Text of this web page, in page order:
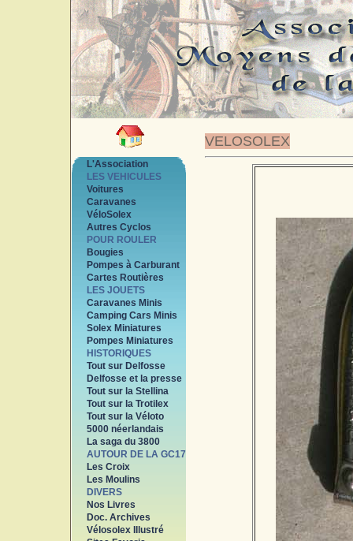
VELOSOLEX
L'Association
LES VEHICULES
Voitures
Caravanes
VéloSolex
Autres Cyclos
POUR ROULER
Bougies
Pompes à Carburant
Cartes Routières
LES JOUETS
Caravanes Minis
Camping Cars Minis
Solex Miniatures
Pompes Miniatures
HISTORIQUES
Tout sur Delfosse
Delfosse et la presse
Tout sur la Stellina
Tout sur la Trotilex
Tout sur la Véloto
5000 néerlandais
La saga du 3800
AUTOUR DE LA GC17
Les Croix
Les Moulins
DIVERS
Nos Livres
Doc. Archives
Vélosolex Illustré